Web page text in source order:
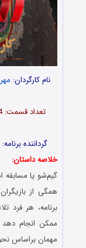
نام کارگردان:
گرداننده
خلاصه داستان:
گیم‌شو یا
همگی از
برنامه، هر فرد
ممکن انجام
مهمان براساس